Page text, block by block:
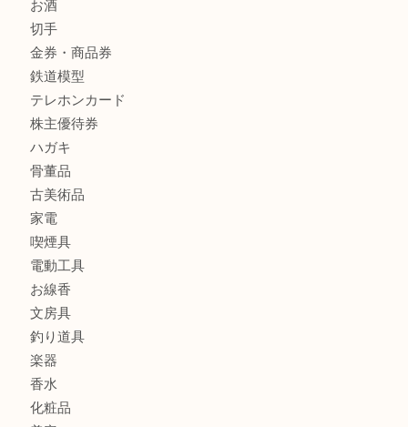
貴金属
宝石
金製品
銀製品
財布
バッグ
ブランド
時計
カメラ
食器
金貨
記念メダル
古銭
お酒
切手
金券・商品券
鉄道模型